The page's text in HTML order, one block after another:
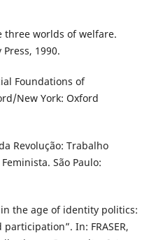
three worlds of welfare.
1990.
Foundations of
New York: Oxford
Revolução: Trabalho
São Paulo:
in the age of identity politics:
In: FRASER,